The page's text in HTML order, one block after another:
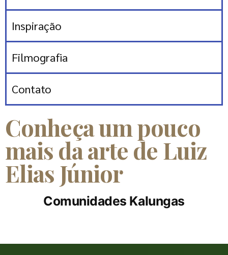
Inspiração
Filmografia
Contato
Conheça um pouco
mais da arte de Luiz
Elias Júnior
Comunidades Kalungas